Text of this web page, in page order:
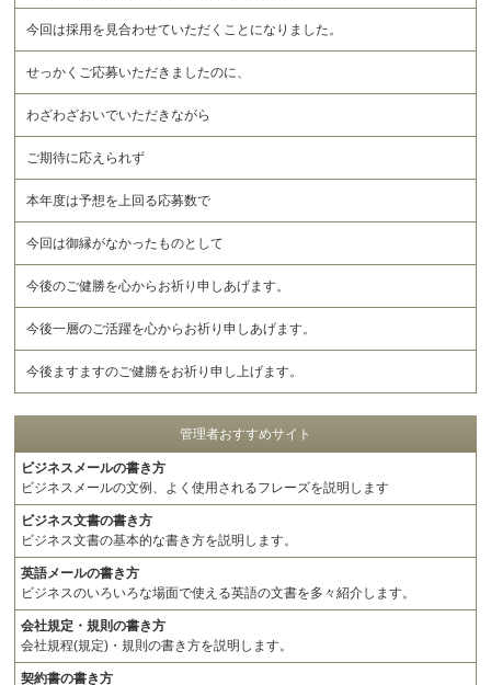
今回は採用を見合わせていただくことになりました。
せっかくご応募いただきましたのに、
わざわざおいでいただきながら
ご期待に応えられず
本年度は予想を上回る応募数で
今回は御縁がなかったものとして
今後のご健勝を心からお祈り申しあげます。
今後一層のご活躍を心からお祈り申しあげます。
今後ますますのご健勝をお祈り申し上げます。
管理者おすすめサイト
ビジネスメールの書き方
ビジネスメールの文例、よく使用されるフレーズを説明します
ビジネス文書の書き方
ビジネス文書の基本的な書き方を説明します。
英語メールの書き方
ビジネスのいろいろな場面で使える英語の文書を多々紹介します。
会社規定・規則の書き方
会社規程(規定)・規則の書き方を説明します。
契約書の書き方